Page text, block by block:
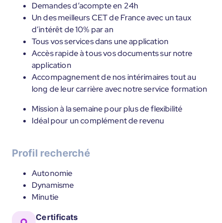
Demandes d’acompte en 24h
Un des meilleurs CET de France avec un taux
d’intérêt de 10% par an
Tous vos services dans une application
Accès rapide à tous vos documents sur notre
application
Accompagnement de nos intérimaires tout au
long de leur carrière avec notre service formation
Mission à la semaine pour plus de flexibilité
Idéal pour un complément de revenu
Profil recherché
Autonomie
Dynamisme
Minutie
Certificats